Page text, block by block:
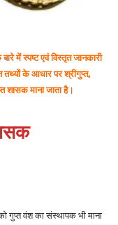
में स्पष्ट एवं विस्तृत जानकारी
के आधार पर श्रीगुप्त,
शासक माना जाता है।
गुप्त वंश का संस्थापक भी माना